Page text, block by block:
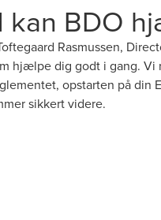
kan BDO
Rasmussen,
hjælpe dig godt i gang. Vi
opstarten på din
sikkert videre.